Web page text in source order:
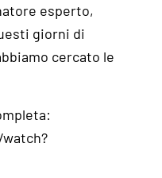
esperto,
giorni di
cercato le